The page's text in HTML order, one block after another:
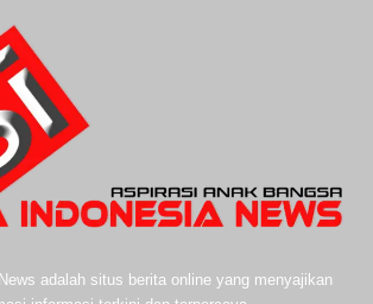
adalah situs berita online yang menyajikan